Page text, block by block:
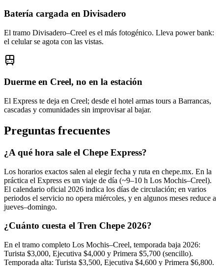
Batería cargada en Divisadero
El tramo Divisadero–Creel es el más fotogénico. Lleva power bank:
el celular se agota con las vistas.
Duerme en Creel, no en la estación
El Express te deja en Creel; desde el hotel armas tours a Barrancas,
cascadas y comunidades sin improvisar al bajar.
Preguntas frecuentes
¿A qué hora sale el Chepe Express?
Los horarios exactos salen al elegir fecha y ruta en chepe.mx. En la
práctica el Express es un viaje de día (~9–10 h Los Mochis–Creel).
El calendario oficial 2026 indica los días de circulación; en varios
periodos el servicio no opera miércoles, y en algunos meses reduce a
jueves–domingo.
¿Cuánto cuesta el Tren Chepe 2026?
En el tramo completo Los Mochis–Creel, temporada baja 2026:
Turista $3,000, Ejecutiva $4,000 y Primera $5,700 (sencillo).
Temporada alta: Turista $3,500, Ejecutiva $4,600 y Primera $6,800.